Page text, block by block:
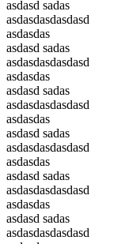
asdasd sadas
asdasdasdasdasd
asdasdas
asdasd sadas
asdasdasdasdasd
asdasdas
asdasd sadas
asdasdasdasdasd
asdasdas
asdasd sadas
asdasdasdasdasd
asdasdas
asdasd sadas
asdasdasdasdasd
asdasdas
asdasd sadas
asdasdasdasdasd